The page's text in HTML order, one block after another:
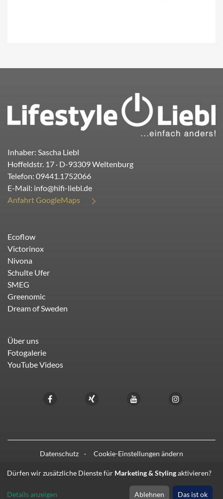
Inhaber: Sascha Liebl
Hoffeldstr. 17 · D-93309Weltenburg
Telefon: 09441.1752066
E-Mail: info@hifi-liebl.de
Anfahrt GoogleMaps
Ecoflow
Victorinox
Nivona
Schulte Ufer
SMEG
Greenomic
Dream of Sweden
Über uns
Fotogalerie
YouTube Videos
Datenschutz Cookie-Einstellungen ändern
Dürfen wir zusätzliche Dienste für Marketing & Stylingaktivieren?
Details anzeigen Ablehnen Das ist ok